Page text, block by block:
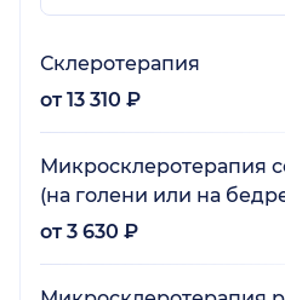
Склеротерапия
от 13 310 ₽
Микросклеротерапия
(на голени или на
от 3 630 ₽